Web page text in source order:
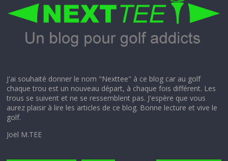
J'ai souhaité donner le nom "Nexttee" à ce blog car au golf
chaque trou est un nouveau départ, à chaque fois différent. Les
trous se suivent et ne se ressemblent pas. J'espère que vous
aurez plaisir à lire les articles de ce blog. Bonne lecture et vive le
golf.
Joël M.TEE